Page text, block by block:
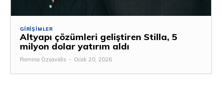
GIRIŞIMLER
Altyapı çözümleri geliştiren Stilla, 5
milyon dolar yatırım aldı
Romina Özsavidis - Ocak 20, 2026